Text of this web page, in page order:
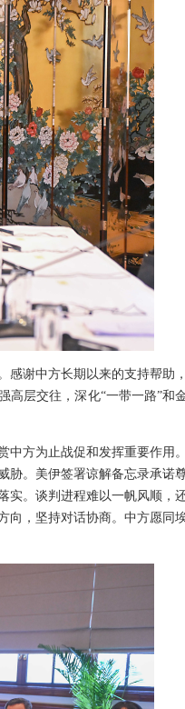
感谢中方长期以来的支持帮助
高层交往，深化“一带一路”和
方为止战促和发挥重要作用
胁。美伊签署谅解备忘录承诺
实。谈判进程难以一帆风顺，
向，坚持对话协商。中方愿同